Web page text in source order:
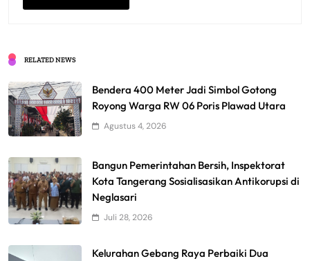
RELATED NEWS
Bendera 400 Meter Jadi Simbol Gotong
Royong Warga RW 06 Poris Plawad Utara
Agustus 4, 2026
Bangun Pemerintahan Bersih, Inspektorat
Kota Tangerang Sosialisasikan Antikorupsi di
Neglasari
Juli 28, 2026
Kelurahan Gebang Raya Perbaiki Dua